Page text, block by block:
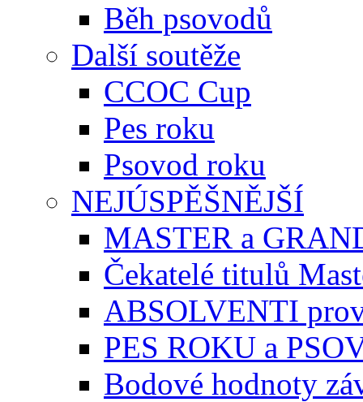
Běh psovodů
Další soutěže
CCOC Cup
Pes roku
Psovod roku
NEJÚSPĚŠNĚJŠÍ
MASTER a
Čekatelé titulů
ABSOLVENTI
PES ROKU a
Bodové hodnoty